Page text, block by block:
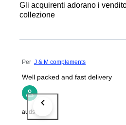
Gli acquirenti adorano i
collezione
Per J & M complements
Well packed and fast delivery
auds